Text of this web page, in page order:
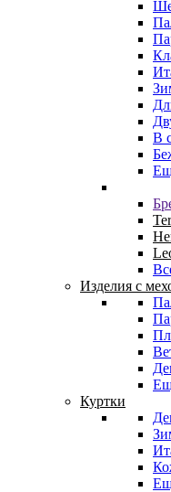
В
Изделия с
Куртки